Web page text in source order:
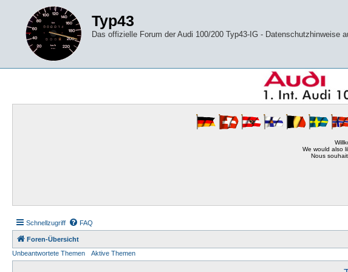
Typ43
Das offizielle Forum der Audi 100/200 Typ43-IG - Datenschutzhinweise
We would also
Nous
Schnellzugriff FAQ
Foren-Übersicht
Unbeantwortete Themen
Aktive Themen